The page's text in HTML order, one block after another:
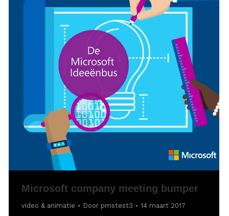
Microsoft company meeting bumper
video & animatie Door pmstest3 14 maart 2017